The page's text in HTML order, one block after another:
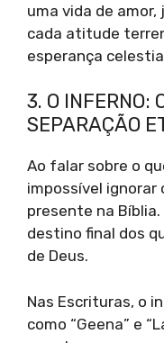
uma vida de
cada atitude
esperança
3. O INFERNO:
SEPARAÇÃO
Ao falar sobre o
impossível
presente na
destino final dos
de Deus.
Nas Escrituras, o
como “Geena” e